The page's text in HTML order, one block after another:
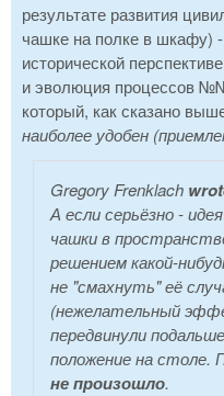
результате развития
чашке на полке в шкафу)
исторической
и эволюция процессов
который, как сказано
наиболее удобен
Gregory Frenklach
А если серьёзно -
чашки в
решением какой-
не "смахнуть" её
(нежелательный
передвинули
положение на столе.
не произошло.